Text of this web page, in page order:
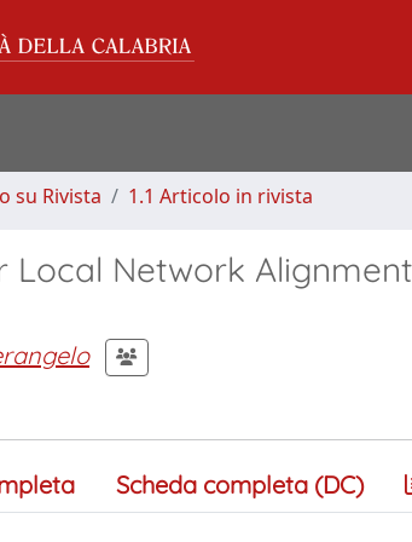
su Rivista 1.1 Articolo in rivista
Local Network
Scheda completa (DC)